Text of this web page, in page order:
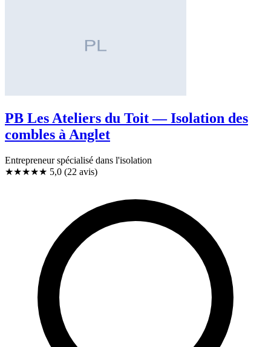
PB Les Ateliers du Toit — Isolation des
combles à Anglet
Entrepreneur spécialisé dans l'isolation
★★★★★ 5,0 (22 avis)